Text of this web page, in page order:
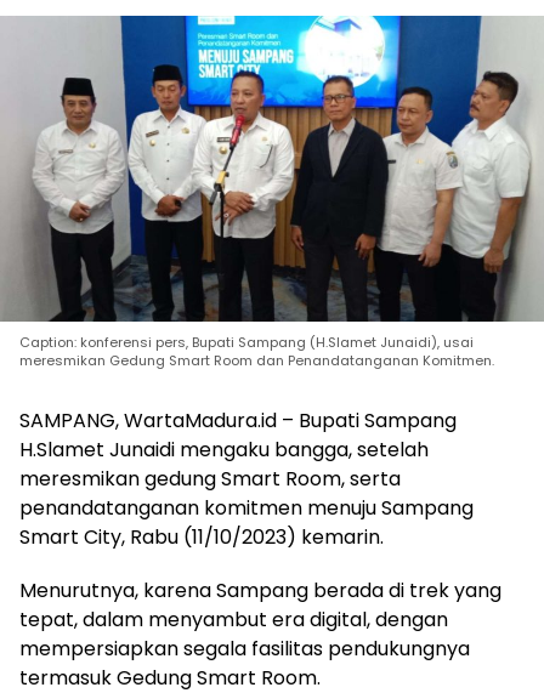
Caption: konferensi pers, Bupati Sampang (H.Slamet Junaidi), usai
meresmikan Gedung Smart Room dan Penandatanganan Komitmen.
SAMPANG, WartaMadura.id – Bupati Sampang
H.Slamet Junaidi mengaku bangga, setelah
meresmikan gedung Smart Room, serta
penandatanganan komitmen menuju Sampang
Smart City, Rabu (11/10/2023) kemarin.
Menurutnya, karena Sampang berada di trek yang
tepat, dalam menyambut era digital, dengan
mempersiapkan segala fasilitas pendukungnya
termasuk Gedung Smart Room.